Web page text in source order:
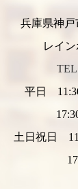
兵庫県神戸
レイ
TEL
平日 11:30
17:30～
土日祝日
17:00～